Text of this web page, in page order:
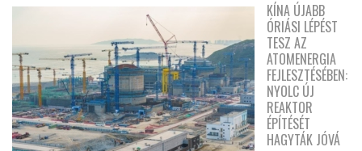
KÍNA ÚJABB
ÓRIÁSI LÉPÉST
TESZ AZ
ATOMENERGIA
FEJLESZTÉSÉBEN:
NYOLC ÚJ
REAKTOR
ÉPÍTÉSÉT
HAGYTÁK JÓVÁ